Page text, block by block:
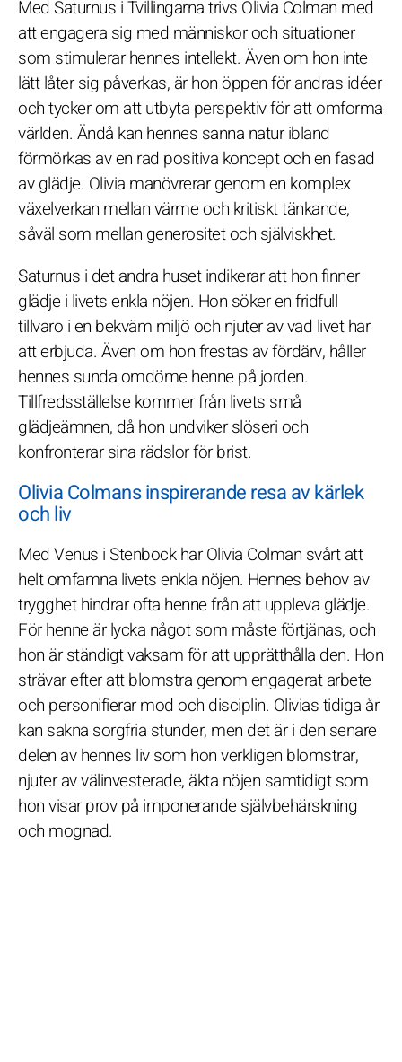
Med Saturnus i Tvillingarna trivs Olivia Colman med
att engagera sig med människor och situationer
som stimulerar hennes intellekt. Även om hon inte
lätt låter sig påverkas, är hon öppen för andras idéer
och tycker om att utbyta perspektiv för att omforma
världen. Ändå kan hennes sanna natur ibland
förmörkas av en rad positiva koncept och en fasad
av glädje. Olivia manövrerar genom en komplex
växelverkan mellan värme och kritiskt tänkande,
såväl som mellan generositet och själviskhet.
Saturnus i det andra huset indikerar att hon finner
glädje i livets enkla nöjen. Hon söker en fridfull
tillvaro i en bekväm miljö och njuter av vad livet har
att erbjuda. Även om hon frestas av fördärv, håller
hennes sunda omdöme henne på jorden.
Tillfredsställelse kommer från livets små
glädjeämnen, då hon undviker slöseri och
konfronterar sina rädslor för brist.
Olivia Colmans inspirerande resa av kärlek
och liv
Med Venus i Stenbock har Olivia Colman svårt att
helt omfamna livets enkla nöjen. Hennes behov av
trygghet hindrar ofta henne från att uppleva glädje.
För henne är lycka något som måste förtjänas, och
hon är ständigt vaksam för att upprätthålla den. Hon
strävar efter att blomstra genom engagerat arbete
och personifierar mod och disciplin. Olivias tidiga år
kan sakna sorgfria stunder, men det är i den senare
delen av hennes liv som hon verkligen blomstrar,
njuter av välinvesterade, äkta nöjen samtidigt som
hon visar prov på imponerande självbehärskning
och mognad.